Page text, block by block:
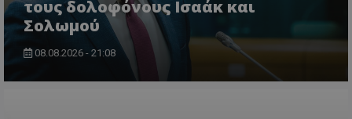
τους δολοφόνους Ισαάκ και
Σολωμού
08.08.2026 - 21:08